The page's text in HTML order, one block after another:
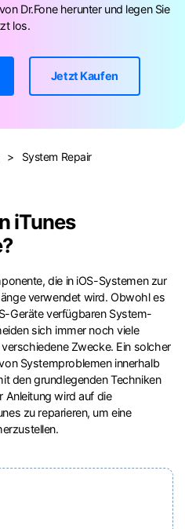
Anmelden
Dr.Fone herunter und legen Sie
los.
Jetzt Kaufen
> System Repair
iTunes
die in iOS-Systemen zur
verwendet wird. Obwohl es
Geräte verfügbaren System-
sich immer noch viele
Zwecke. Ein solcher
Systemproblemen innerhalb
den grundlegenden Techniken
Anleitung wird auf die
zu reparieren, um eine